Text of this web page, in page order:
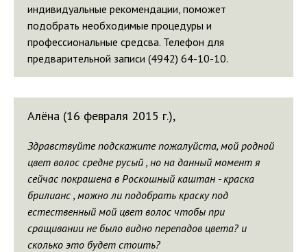
индивидуальные рекомендации, поможет
подобрать необходимые процедуры и
профессиональные средсва. Телефон для
предварительной записи (4942) 64-10-10.
Алёна (16 февраля 2015 г.),
Здравствуйте подскажите пожалуйста, мой родной
цвет волос средне русый , но на данный момент я
сейчас покрашена в Роскошный каштан - краска
брилианс , можно ли подобрать краску под
естественный мой цвет волос чтобы при
сращивании не было видно перепадов цвета? и
сколько это будет стоить?